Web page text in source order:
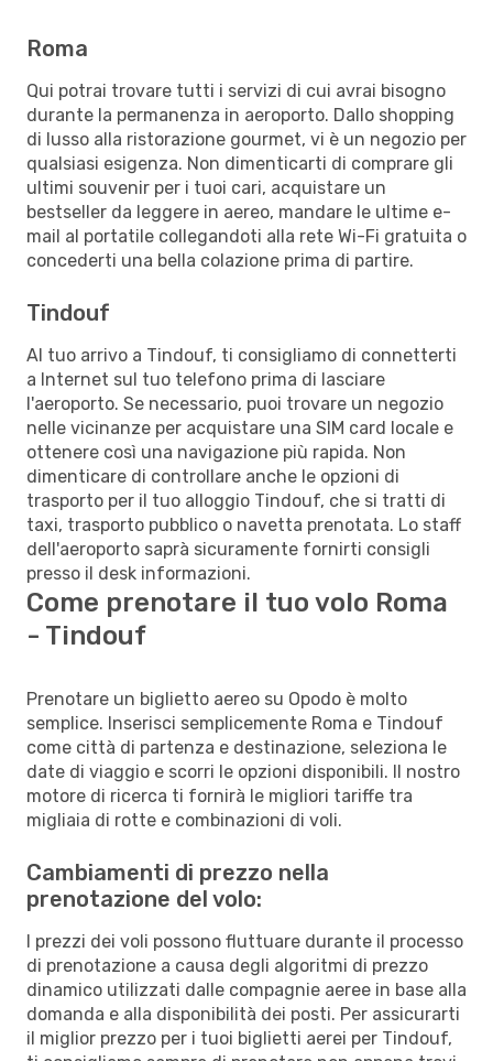
Roma
Qui potrai trovare tutti i servizi di cui avrai bisogno
durante la permanenza in aeroporto. Dallo shopping
di lusso alla ristorazione gourmet, vi è un negozio per
qualsiasi esigenza. Non dimenticarti di comprare gli
ultimi souvenir per i tuoi cari, acquistare un
bestseller da leggere in aereo, mandare le ultime e-
mail al portatile collegandoti alla rete Wi-Fi gratuita o
concederti una bella colazione prima di partire.
Tindouf
Al tuo arrivo a Tindouf, ti consigliamo di connetterti
a Internet sul tuo telefono prima di lasciare
l'aeroporto. Se necessario, puoi trovare un negozio
nelle vicinanze per acquistare una SIM card locale e
ottenere così una navigazione più rapida. Non
dimenticare di controllare anche le opzioni di
trasporto per il tuo alloggio Tindouf, che si tratti di
taxi, trasporto pubblico o navetta prenotata. Lo staff
dell'aeroporto saprà sicuramente fornirti consigli
presso il desk informazioni.
Come prenotare il tuo volo Roma
- Tindouf
Prenotare un biglietto aereo su Opodo è molto
semplice. Inserisci semplicemente Roma e Tindouf
come città di partenza e destinazione, seleziona le
date di viaggio e scorri le opzioni disponibili. Il nostro
motore di ricerca ti fornirà le migliori tariffe tra
migliaia di rotte e combinazioni di voli.
Cambiamenti di prezzo nella
prenotazione del volo:
I prezzi dei voli possono fluttuare durante il processo
di prenotazione a causa degli algoritmi di prezzo
dinamico utilizzati dalle compagnie aeree in base alla
domanda e alla disponibilità dei posti. Per assicurarti
il miglior prezzo per i tuoi biglietti aerei per Tindouf,